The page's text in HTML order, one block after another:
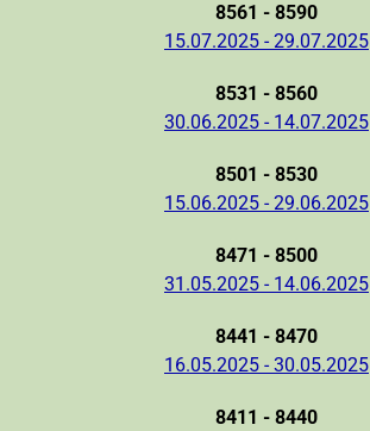
8561 - 8590
15.07.2025 - 29.07.2025
8531 - 8560
30.06.2025 - 14.07.2025
8501 - 8530
15.06.2025 - 29.06.2025
8471 - 8500
31.05.2025 - 14.06.2025
8441 - 8470
16.05.2025 - 30.05.2025
8411 - 8440